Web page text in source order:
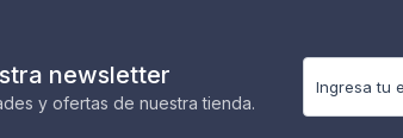
newsletter
y ofertas de nuestra tienda.